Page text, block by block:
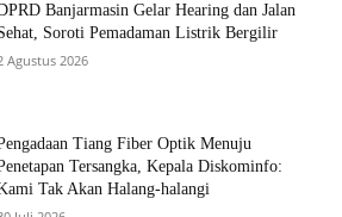
Banjarmasin Gelar Hearing dan Jalan
Soroti Pemadaman Listrik Bergilir
Agustus 2026
Tiang Fiber Optik Menuju
Tersangka, Kepala Diskominfo:
Tak Akan Halang-halangi